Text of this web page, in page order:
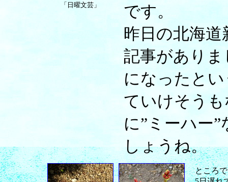
「日曜文芸」
です。
昨日の北海
記事があり
になったと
ていけそう
に”ミーハー
しょうね。
ところ